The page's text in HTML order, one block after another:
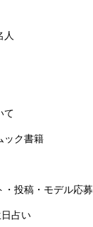
人
て
ック書籍
・投稿・モデル応募
占い